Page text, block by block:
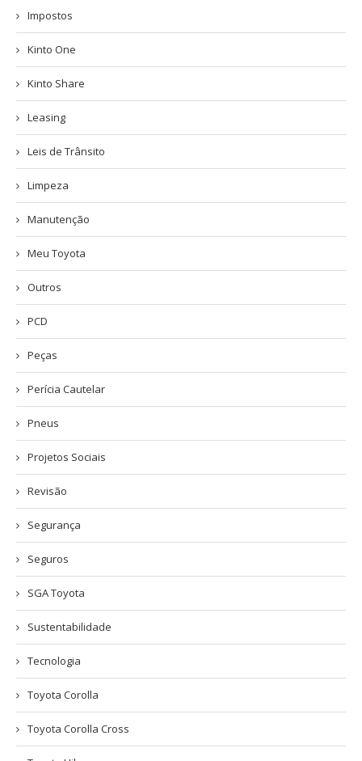
Impostos
Kinto One
Kinto Share
Leasing
Leis de Trânsito
Limpeza
Manutenção
Meu Toyota
Outros
PCD
Peças
Perícia Cautelar
Pneus
Projetos Sociais
Revisão
Segurança
Seguros
SGA Toyota
Sustentabilidade
Tecnologia
Toyota Corolla
Toyota Corolla Cross